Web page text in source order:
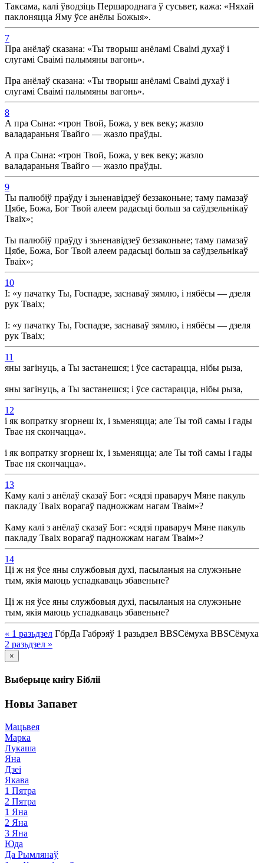
Таксама, калі ўводзіць Першароднага ў сусьвет, кажа: «Няхай
паклоняцца Яму ўсе анёлы Божыя».
7
Пра анёлаў сказана: «Ты творыш анёламі Сваімі духаў і
слугамі Сваімі палымяны вагонь».
Пра анёлаў сказана: «Ты творыш анёламі Сваімі духаў і
слугамі Сваімі палымяны вагонь».
8
А пра Сына: «трон Твой, Божа, у век веку; жазло
валадараньня Твайго — жазло праўды.
А пра Сына: «трон Твой, Божа, у век веку; жазло
валадараньня Твайго — жазло праўды.
9
Ты палюбіў праўду і зьненавідзеў беззаконьне; таму памазаў
Цябе, Божа, Бог Твой алеем радасьці больш за саўдзельнікаў
Тваіх»;
Ты палюбіў праўду і зьненавідзеў беззаконьне; таму памазаў
Цябе, Божа, Бог Твой алеем радасьці больш за саўдзельнікаў
Тваіх»;
10
І: «у пачатку Ты, Госпадзе, заснаваў зямлю, і нябёсы — дзеля
рук Тваіх;
І: «у пачатку Ты, Госпадзе, заснаваў зямлю, і нябёсы — дзеля
рук Тваіх;
11
яны загінуць, а Ты застанешся; і ўсе састарацца, нібы рыза,
яны загінуць, а Ты застанешся; і ўсе састарацца, нібы рыза,
12
і як вопратку згорнеш іх, і зьменяцца; але Ты той самы і гады
Твае ня скончацца».
і як вопратку згорнеш іх, і зьменяцца; але Ты той самы і гады
Твае ня скончацца».
13
Каму калі з анёлаў сказаў Бог: «сядзі праваруч Мяне пакуль
пакладу Тваіх ворагаў падножжам нагам Тваім»?
Каму калі з анёлаў сказаў Бог: «сядзі праваруч Мяне пакуль
пакладу Тваіх ворагаў падножжам нагам Тваім»?
14
Ці ж ня ўсе яны службовыя духі, пасыланыя на служэньне
тым, якія маюць успадкаваць збавеньне?
Ці ж ня ўсе яны службовыя духі, пасыланыя на служэньне
тым, якія маюць успадкаваць збавеньне?
« 1 разьдзел ГбрДа Габрэяў 1 разьдзел BBSСёмуха BBSСёмуха
2 разьдзел »
×
Выберыце кнігу Бібліі
Новы Запавет
Мацьвея
Марка
Лукаша
Яна
Дзеі
Якава
1 Пятра
2 Пятра
1 Яна
2 Яна
3 Яна
Юда
Да Рымлянаў